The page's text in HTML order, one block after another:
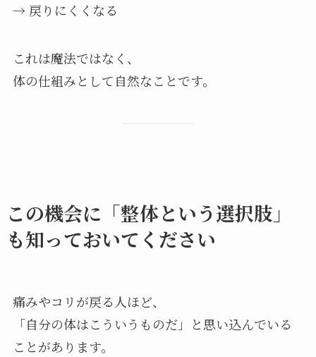
→ 戻りにくくなる
これは魔法ではなく、
体の仕組みとして自然なことです。
この機会に「整体という選択肢」
も知っておいてください
痛みやコリが戻る人ほど、
「自分の体はこういうものだ」と思い込んでいる
ことがあります。